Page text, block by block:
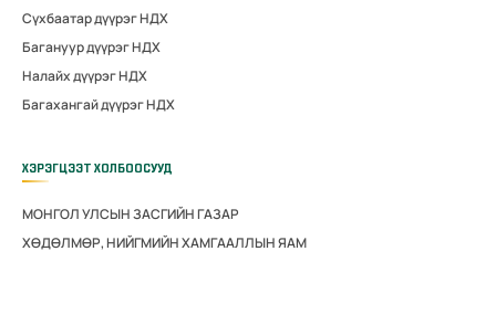
Сүхбаатар дүүрэг НДХ
Багануур дүүрэг НДХ
Налайх дүүрэг НДХ
Багахангай дүүрэг НДХ
ХЭРЭГЦЭЭТ ХОЛБООСУУД
МОНГОЛ УЛСЫН ЗАСГИЙН ГАЗАР
ХӨДӨЛМӨР, НИЙГМИЙН ХАМГААЛЛЫН ЯАМ